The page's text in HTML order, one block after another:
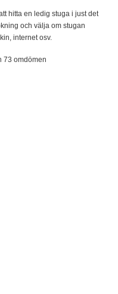
hitta en ledig stuga i just det
och välja om stugan
internet osv.
73 omdömen